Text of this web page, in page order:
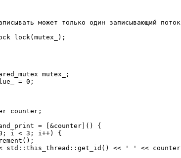
может только один записывающий
lock (mutex_ ) ;
mutex_
;
= 0 ;
counter
;
= [&counter] ( )
{
; i < 3 ; i++)
{
( ) ;
std ::this_thread ::get_id ( ) << ' ' << counter